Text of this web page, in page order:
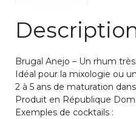
Brugal Anejo – Un rhum
Idéal pour la mixologie ou
2 à 5 ans de maturation
Produit en République
Exemples de cocktails :